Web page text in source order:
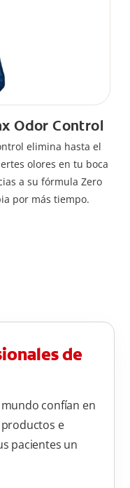
Odor Control
elimina hasta el
olores en tu boca
a su fórmula Zero
por más tiempo.
de
confían en
e
pacientes un